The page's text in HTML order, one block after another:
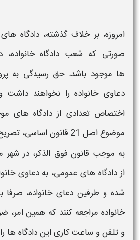
امروزه، بر خلاف گذشته، دادگاه
صورتی که شعب دادگاه خانواده،
ها موجود باشد، حق رسیدگی به
دعاویخانواده را نخواهند داشت
اختصاص تعدادی از دادگاه های
موضوع اصل 21 قانون اساسی، تصریح شده است.
به موجب قانون فوق الذکر، در شهر
ازدادگاه های عمومی، به دعاوی
شده و طرفین دعایخانواده، صرفا
خانواده مراجعه کنند که همین امر،
و تلفن و ساعت کاریایندادگاه ها